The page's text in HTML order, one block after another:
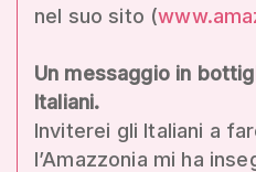
nel suo sito (
Un messaggio in
Italiani.
Inviterei gli Italiani a
l’Amazzonia mi ha